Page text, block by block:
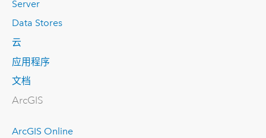
Server
Data Stores
云
应用程序
文档
ArcGIS
ArcGIS Online